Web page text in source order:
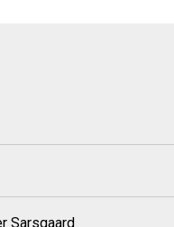
Sarsgaard